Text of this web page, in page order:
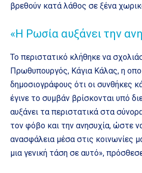
βρεθούν κατά λάθος σε ξένα
«Η Ρωσία αυξάνει την
Το περιστατικό κλήθηκε να
Πρωθυπουργός, Κάγια Κάλας, η
δημοσιογράφους ότι οι συνθήκες
έγινε το συμβάν βρίσκονται υπό
αυξάνει τα περιστατικά στα
τον φόβο και την ανησυχία, ώστε
ανασφάλεια μέσα στις κοινωνίες
μια γενική τάση σε αυτό»,